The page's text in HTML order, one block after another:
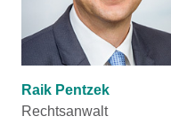
Raik Pentzek
Rechtsanwalt